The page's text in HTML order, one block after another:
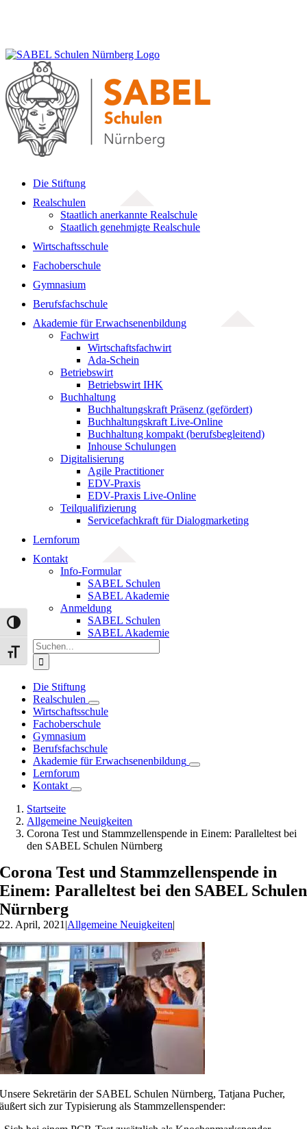
Umschalten auf hohe Kontraste
Schrift vergrößern
Die Stiftung
Realschulen
Staatlich anerkannte Realschule
Staatlich genehmigte Realschule
Wirtschaftsschule
Fachoberschule
Gymnasium
Berufsfachschule
Akademie für Erwachsenenbildung
Fachwirt
Wirtschaftsfachwirt
Ada-Schein
Betriebswirt
Betriebswirt IHK
Buchhaltung
Buchhaltungskraft Präsenz (gefördert)
Buchhaltungskraft Live-Online
Buchhaltung kompakt (berufsbegleitend)
Inhouse Schulungen
Digitalisierung
Agile Practitioner
EDV-Praxis
EDV-Praxis Live-Online
Teilqualifizierung
Servicefachkraft für Dialogmarketing
Lernforum
Kontakt
Info-Formular
SABEL Schulen
SABEL Akademie
Anmeldung
SABEL Schulen
SABEL Akademie
Suche
nach:
Die Stiftung
Realschulen
Wirtschaftsschule
Fachoberschule
Gymnasium
Berufsfachschule
Akademie für Erwachsenenbildung
Lernforum
Kontakt
Startseite
Allgemeine Neuigkeiten
Corona Test und Stammzellenspende in Einem: Paralleltest bei
den SABEL Schulen Nürnberg
Corona Test und Stammzellenspende in
Einem: Paralleltest bei den SABEL Schulen
Nürnberg
22. April, 2021 |Allgemeine Neuigkeiten|
Unsere Sekretärin der SABEL Schulen Nürnberg, Tatjana Pucher,
äußert sich zur Typisierung als Stammzellenspender: